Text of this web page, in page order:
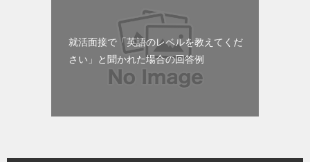
就活面接で「英語のレベルを教えてくだ
さい」と聞かれた場合の回答例